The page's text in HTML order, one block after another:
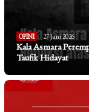
OPINI 27 Juni 2026
Kala Asmara
Taufik Hidayat